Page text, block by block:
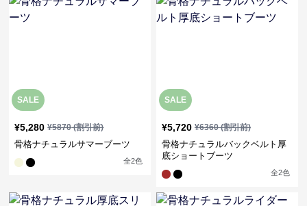
SALE
¥5,280 ¥5870(割引前)
骨格ナチュラルサマーブーツ
全2色
SALE
¥5,720 ¥6360(割引前)
骨格ナチュラルバックベルト厚
底ショートブーツ
全2色